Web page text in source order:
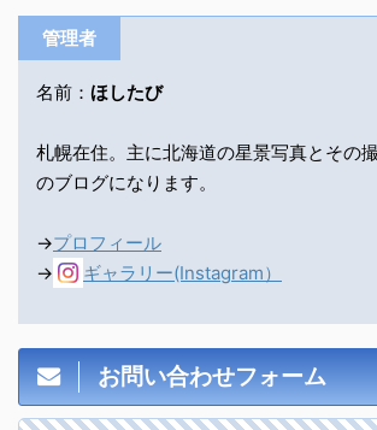
管理者
名前： ほしたび
札幌在住。主に北海道の星景写真とその
のブログになります。
→プロフィール
→
ギャラリー(Instagram）
お問い合わせフォーム